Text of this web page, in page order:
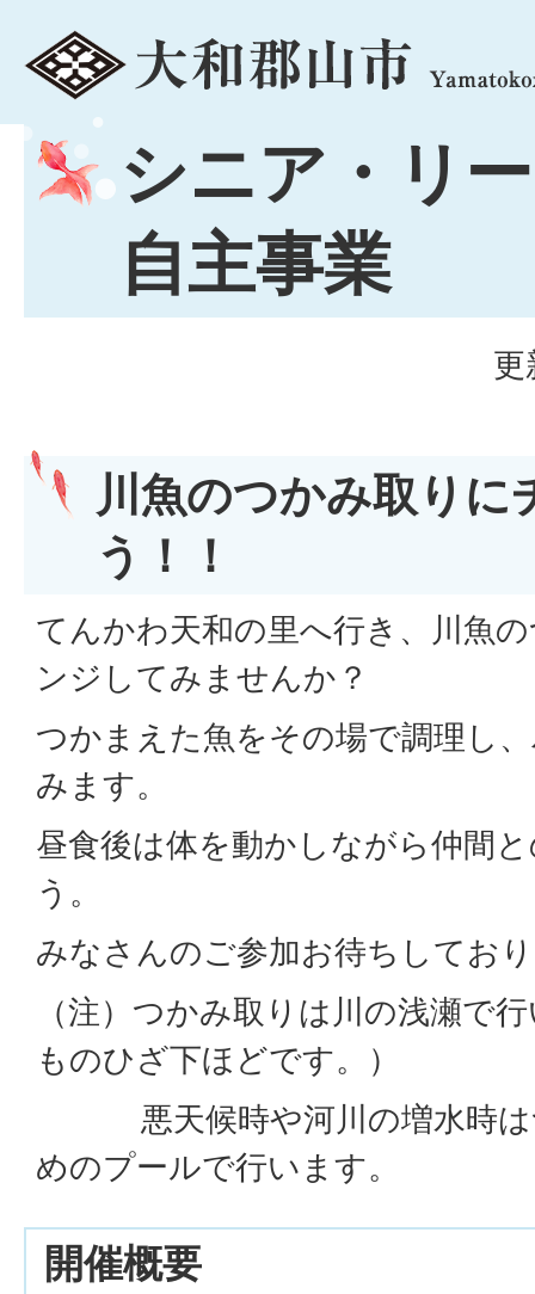
menu
シニア・リ
自主事業
更
川魚のつかみ取りに
う！！
てんかわ天和の里へ行き、川魚
ンジしてみませんか？
つかまえた魚をその場で調理し
みます。
昼食後は体を動かしながら仲間
う。
みなさんのご参加お待ちしてお
（注）つかみ取りは川の浅瀬で
ものひざ下ほどです。）
悪天候時や河川の増水時は
めのプールで行います。
開催概要